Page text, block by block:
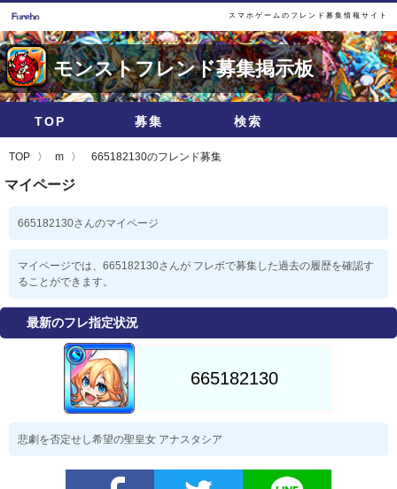
スマホゲームのフレンド募集情報サイト
モンストフレンド募集掲示板
TOP 募集 検索
TOP m 665182130のフレンド募集
マイページ
665182130さんのマイページ
マイページでは、665182130さんが フレボで募集した過去の履歴を確認す
ることができます。
最新のフレ指定状況
悲劇を否定せし希望の聖皇女 アナスタシア